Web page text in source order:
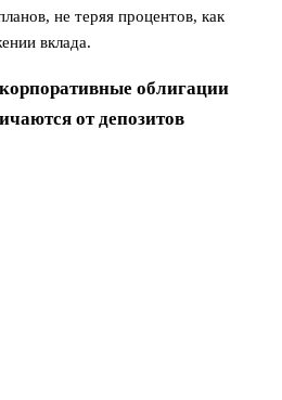
не теряя процентов, как
вклада.
облигации
от депозитов